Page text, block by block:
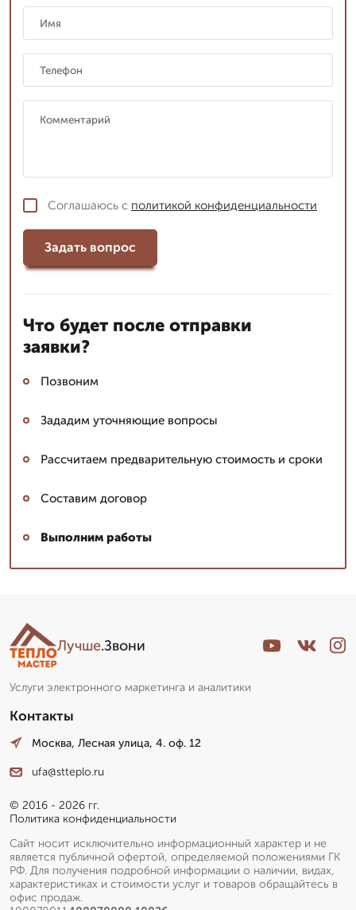
Соглашаюсь с политикой конфиденциальности
Задать вопрос
Что будет после отправки
заявки?
Позвоним
Зададим уточняющие вопросы
Рассчитаем предварительную стоимость и сроки
Составим договор
Выполним работы
Лучше.Звони
Услуги электронного маркетинга и аналитики
Контакты
Москва, Лесная улица, 4. оф. 12
ufa@stteplo.ru
© 2016 - 2026 гг.
Политика конфиденциальности
Сайт носит исключительно информационный характер и не
является публичной офертой, определяемой положениями ГК
РФ. Для получения подробной информации о наличии, видах,
характеристиках и стоимости услуг и товаров обращайтесь в
офис продаж.